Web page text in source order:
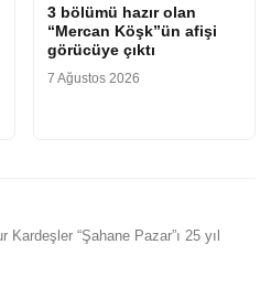
3 bölümü hazır olan
“Mercan Köşk”ün afişi
görücüye çıktı
7 Ağustos 2026
“Şahane Pazar”ı 25 yıl